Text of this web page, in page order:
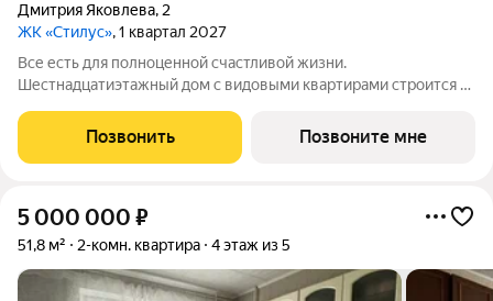
Дмитрия Яковлева, 2
ЖК «Стилус», 1 квартал 2027
Все есть для полноценной счастливой жизни.
Шестнадцатиэтажный дом с видовыми квартирами строится в
инфраструктуры микрорайона «Борисовичи». Здесь комфорт
сочетается с удобством: развитая
Позвонить Позвоните мне
5 000 000 ₽
51,8 м² 2-комн. квартира 4 этаж из 5